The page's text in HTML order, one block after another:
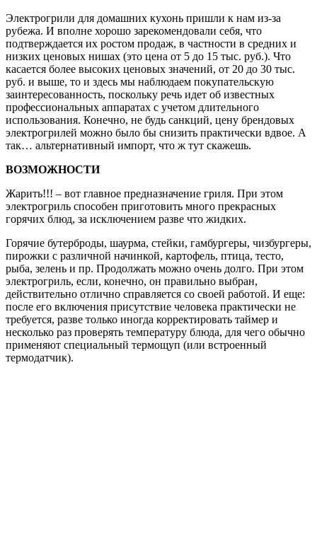
Электрогрили для домашних кухонь пришли к нам из-за
рубежа. И вполне хорошо зарекомендовали себя, что
подтверждается их ростом продаж, в частности в средних и
низких ценовых нишах (это цена от 5 до 15 тыс. руб.). Что
касается более высоких ценовых значений, от 20 до 30 тыс.
руб. и выше, то и здесь мы наблюдаем покупательскую
заинтересованность, поскольку речь идет об известных
профессиональных аппаратах с учетом длительного
использования. Конечно, не будь санкций, цену брендовых
электрогрилей можно было бы снизить практически вдвое. А
так… альтернативный импорт, что ж тут скажешь.
ВОЗМОЖНОСТИ
Жарить!!! – вот главное предназначение гриля. При этом
электрогриль способен приготовить много прекрасных
горячих блюд, за исключением разве что жидких.
Горячие бутерброды, шаурма, стейки, гамбургеры, чизбургеры,
пирожки с различной начинкой, картофель, птица, тесто,
рыба, зелень и пр. Продолжать можно очень долго. При этом
электрогриль, если, конечно, он правильно выбран,
действительно отлично справляется со своей работой. И еще:
после его включения присутствие человека практически не
требуется, разве только иногда корректировать таймер и
несколько раз проверять температуру блюда, для чего обычно
применяют специальный термощуп (или встроенный
термодатчик).